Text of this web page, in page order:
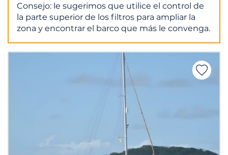
Consejo: le sugerimos que utilice el control de
la parte superior de los filtros para ampliar la
zona y encontrar el barco que más le convenga.